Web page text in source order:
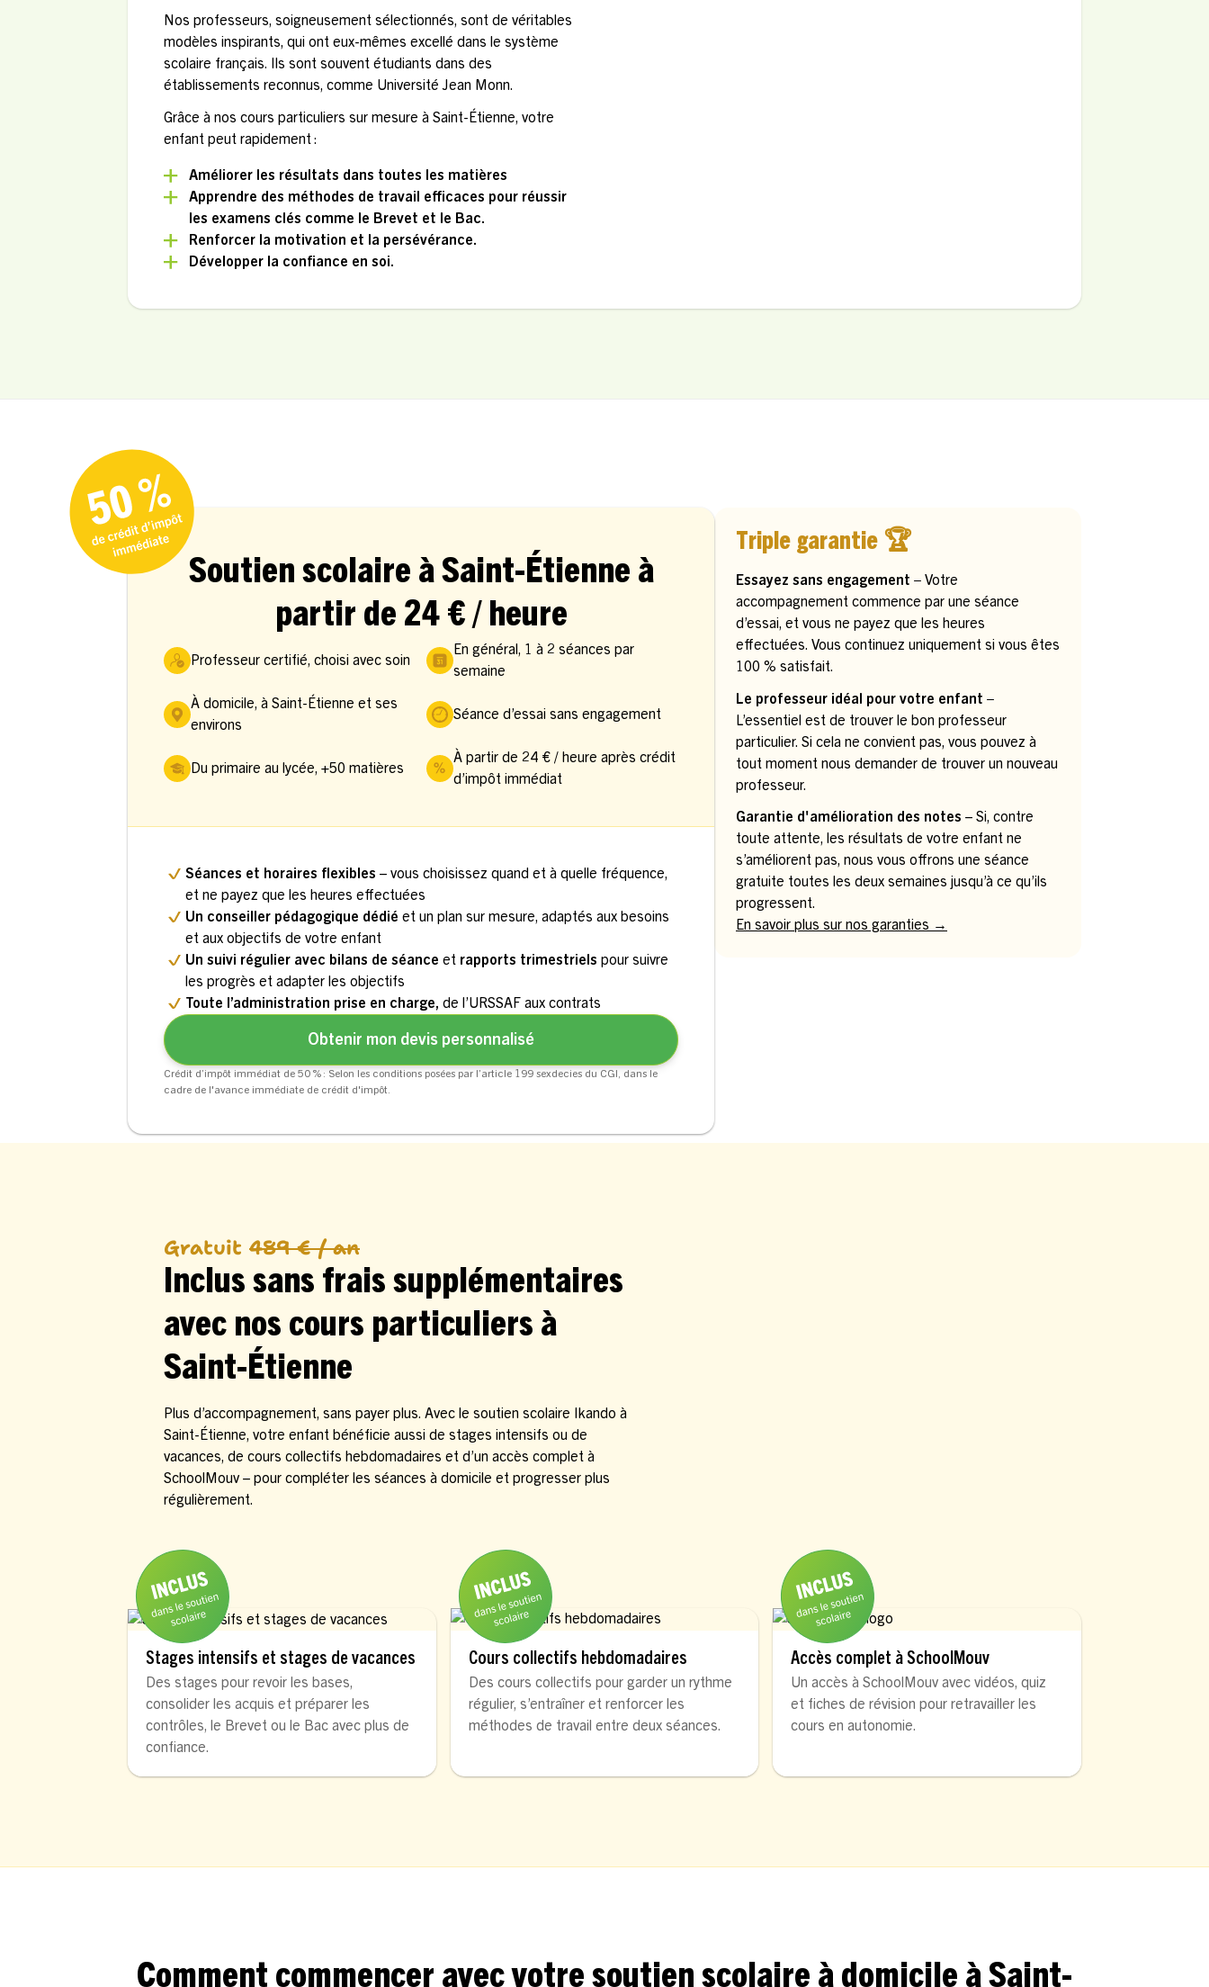
Nos professeurs, soigneusement sélectionnés, sont de véritables
modèles inspirants, qui ont eux-mêmes excellé dans le système
scolaire français. Ils sont souvent étudiants dans des
établissements reconnus, comme Université Jean Monn.
Grâce à nos cours particuliers sur mesure à Saint-Étienne, votre
enfant peut rapidement :
Améliorer les résultats dans toutes les matières
Apprendre des méthodes de travail efficaces pour réussir
les examens clés comme le Brevet et le Bac.
Renforcer la motivation et la persévérance.
Développer la confiance en soi.
Soutien scolaire à Saint-Étienne à
partir de 24 € / heure
Professeur certifié, choisi avec soin
À domicile, à Saint-Étienne et ses
environs
Du primaire au lycée, +50 matières
En général, 1 à 2 séances par
semaine
Séance d’essai sans engagement
À partir de 24 € / heure après crédit
d’impôt immédiat
Séances et horaires flexibles – vous choisissez quand et à quelle fréquence,
et ne payez que les heures effectuées
Un conseiller pédagogique dédié et un plan sur mesure, adaptés aux besoins
et aux objectifs de votre enfant
Un suivi régulier avec bilans de séance et rapports trimestriels pour suivre
les progrès et adapter les objectifs
Toute l’administration prise en charge, de l’URSSAF aux contrats
Obtenir mon devis personnalisé
Crédit d’impôt immédiat de 50 % : Selon les conditions posées par l’article 199 sexdecies du CGI, dans le
cadre de l'avance immédiate de crédit d'impôt.
Triple garantie 🏆
Essayez sans engagement – Votre
accompagnement commence par une séance
d’essai, et vous ne payez que les heures
effectuées. Vous continuez uniquement si vous êtes
100 % satisfait.
Le professeur idéal pour votre enfant –
L’essentiel est de trouver le bon professeur
particulier. Si cela ne convient pas, vous pouvez à
tout moment nous demander de trouver un nouveau
professeur.
Garantie d'amélioration des notes – Si, contre
toute attente, les résultats de votre enfant ne
s’améliorent pas, nous vous offrons une séance
gratuite toutes les deux semaines jusqu’à ce qu’ils
progressent.
En savoir plus sur nos garanties →
Gratuit 489 € / an
Inclus sans frais supplémentaires
avec nos cours particuliers à
Saint-Étienne
Plus d’accompagnement, sans payer plus. Avec le soutien scolaire Ikando à
Saint-Étienne, votre enfant bénéficie aussi de stages intensifs ou de
vacances, de cours collectifs hebdomadaires et d’un accès complet à
SchoolMouv – pour compléter les séances à domicile et progresser plus
régulièrement.
Stages intensifs et stages de vacances
Des stages pour revoir les bases,
consolider les acquis et préparer les
contrôles, le Brevet ou le Bac avec plus de
confiance.
Cours collectifs hebdomadaires
Des cours collectifs pour garder un rythme
régulier, s’entraîner et renforcer les
méthodes de travail entre deux séances.
Accès complet à SchoolMouv
Un accès à SchoolMouv avec vidéos, quiz
et fiches de révision pour retravailler les
cours en autonomie.
Comment commencer avec votre soutien scolaire à domicile à Saint-